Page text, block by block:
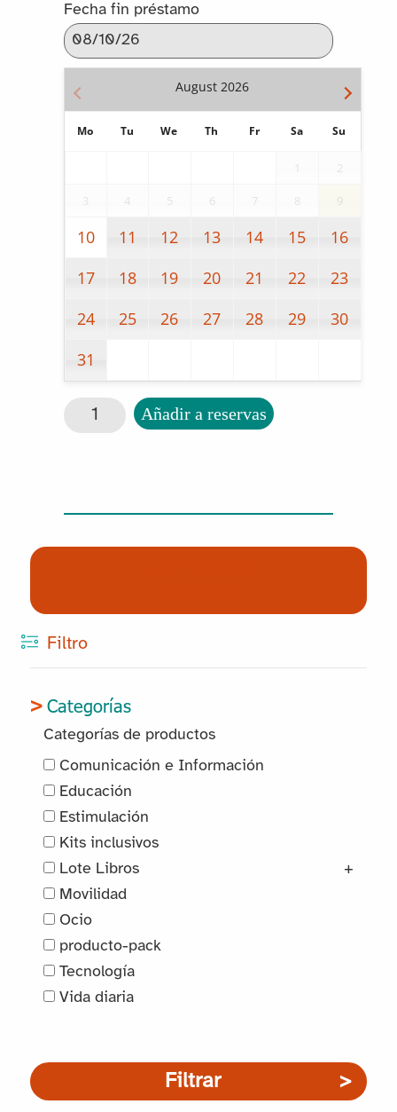
Fecha fin préstamo
August 2026
Mo Tu We Th Fr Sa Su
2
3 4 5 6 7 8 9
10 11 12 13 14 15
16
17
18 19 20 21 22
23
24
25 26 27 28 29
30
31
Maxi Memory. Mascotas cantidad
Añadir a reservas
Filtro
Categorías
Categorías de productos
Comunicación e Información
Educación
Estimulación
Kits inclusivos
Lote Libros
+
Movilidad
Ocio
producto-pack
Tecnología
Vida diaria
Filtrar